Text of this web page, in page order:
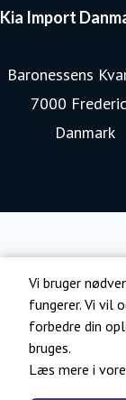
Vi bruger
fungerer. Vi vil
forbedre din
bruges.
Læs mere i
Kia Import
Baronessens
7000
Danmark